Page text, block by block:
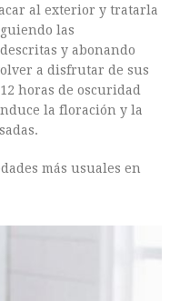
al exterior y tratarla
las
y abonando
a disfrutar de sus
horas de oscuridad
la floración y la
más usuales en